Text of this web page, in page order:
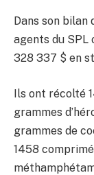
Dans son bilan
agents du SPL
328 337 $ en
Ils ont récolté
grammes
grammes de
1458